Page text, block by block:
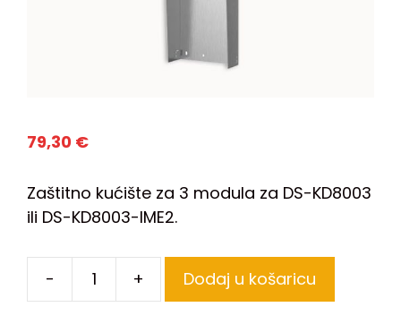
79,30 €
Zaštitno kućište za 3 modula za DS-KD8003
ili DS-KD8003-IME2.
- + Dodaj u košaricu